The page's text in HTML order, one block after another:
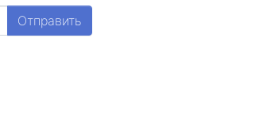
Отправить